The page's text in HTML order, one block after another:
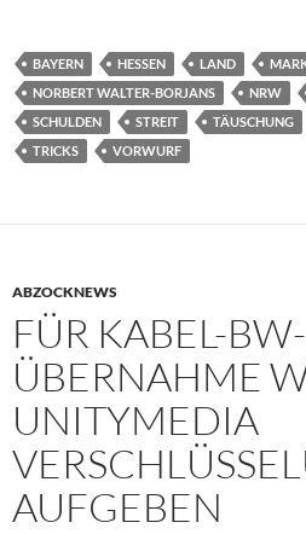
BAYERN HESSEN LAND
NORBERT WALTER-BORJANS
NRW
SCHULDEN
STREIT TÄUSCHUNG
TRICKS
VORWURF
ABZOCKNEWS
FÜR KABEL-BW-
ÜBERNAHME
UNITYMEDIA
AUFGEBEN